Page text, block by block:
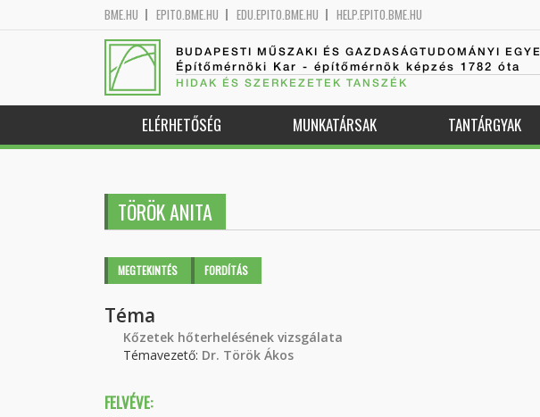
BME.HU EPITO.BME.HU EDU.EPITO.BME.HU HELP.EPITO.BME.HU
BUDAPESTI MŰSZAKI ÉS GAZDASÁGTUDOMÁNYI
Építőmérnöki Kar - építőmérnök képzés 1782 óta
HIDAK ÉS SZERKEZETEK TANSZÉK
ELÉRHETŐSÉG MUNKATÁRSAK TANTÁRGYAK
TÖRÖK ANITA
Elsődleges fülek
MEGTEKINTÉS (AKTÍVFORDÍTÁS
Téma
Kőzetek hőterhelésének vizsgálata
Témavezető: Dr. Török Ákos
FELVÉVE: